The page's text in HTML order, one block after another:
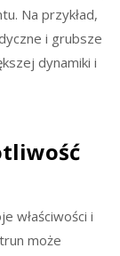
Na przykład,
i grubsze
dynamiki i
właściwości i
może